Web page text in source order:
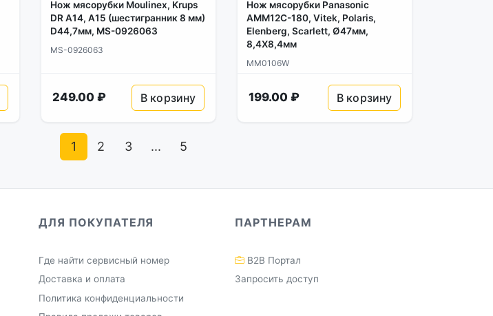
Нож мясорубки Moulinex, Krups
DR A14, A15 (шестигранник 8 мм)
D44,7мм, MS-0926063
MS-0926063
249.00 ₽ В корзину
Нож мясорубки Panasonic
AMM12C-180, Vitek, Polaris,
Elenberg, Scarlett, Ø47мм,
8,4X8,4мм
MM0106W
199.00 ₽ В корзину
1 2 3 ... 5
ДЛЯ ПОКУПАТЕЛЯ
Где найти сервисный номер
Доставка и оплата
Политика конфиденциальности
ПАРТНЕРАМ
B2B Портал
Запросить доступ